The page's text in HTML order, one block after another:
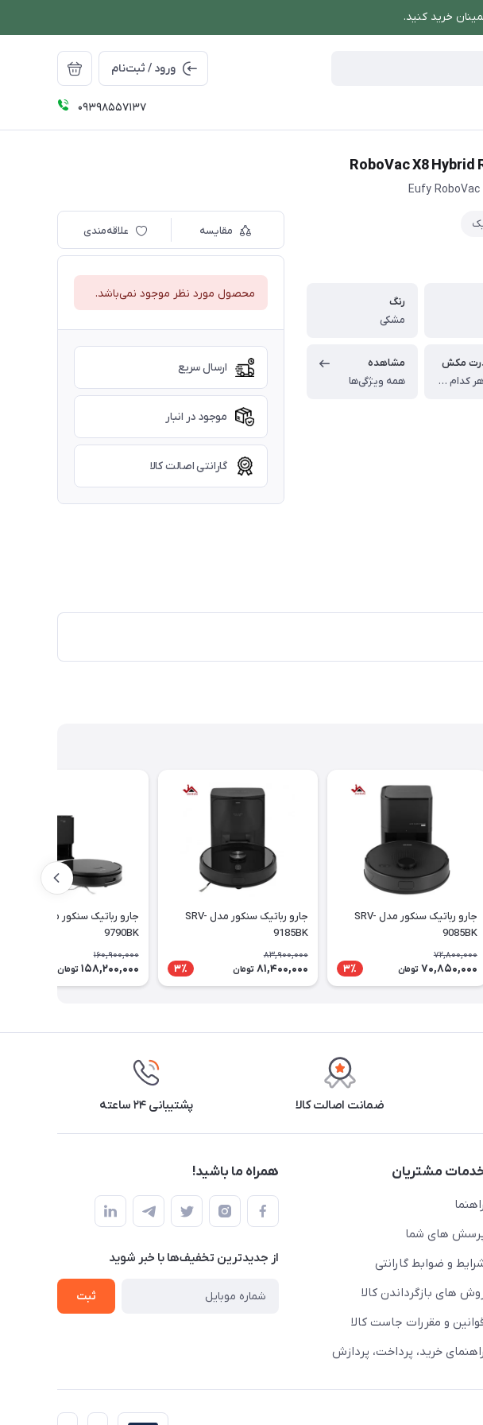
خرید کنید.
ورود / ثبت‌نام
09398557137
Eufy
رنگ
مشکی
مکش
2 توربین هر کدام 2000 پاسکال
مشاهده
همه ویژگی‌ها
مقایسه علاقه‌مندی
محصول مورد نظر موجود نمی‌باشد.
ارسال سریع
موجود در انبار
گارانتی اصالت کالا
جارو رباتیک سنکور مدل SRV-
9085BK
72,800,000
70,850,000 تومان 3٪
جارو رباتیک سنکور مدل SRV-
9185BK
83,900,000
81,400,000 تومان 3٪
9790BK
160,900,000
158,200,000 تومان
ضمانت اصالت کالا پشتیبانی ۲۴ ساعته
مشتریان
راهنما
های شما
و ضوابط گارانتی
های بازگرداندن کالا
و مقررات جاست کالا
راهنمای خرید، پرداخت، پردازش
همراه ما باشید!
از جدید‌ترین تخفیف‌ها با‌ خبر شوید
ثبت